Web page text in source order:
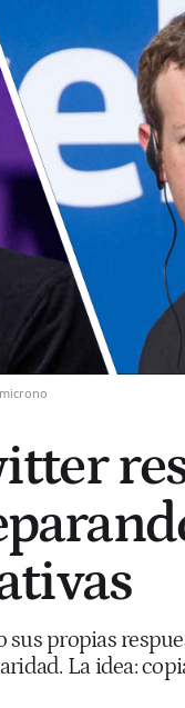
propias
La idea: